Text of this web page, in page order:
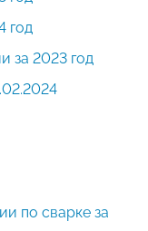
год
за 2023 год
по сварке за